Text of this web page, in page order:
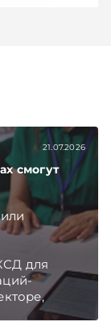
21.07.2026
смогут
для